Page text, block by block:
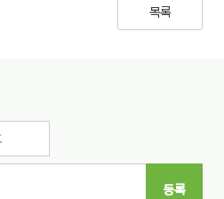
목록
등록